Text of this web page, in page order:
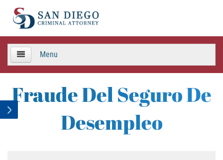
Menu
TEAM
Criminal Defense
Fraude Del Seguro De
Desempleo